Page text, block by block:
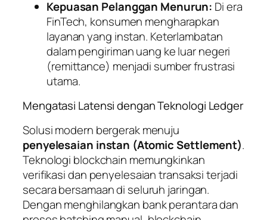
Kepuasan Pelanggan Menurun: Di era
FinTech, konsumen mengharapkan
layanan yang instan. Keterlambatan
dalam pengiriman uang ke luar negeri
(remittance) menjadi sumber frustrasi
utama.
Mengatasi Latensi dengan Teknologi Ledger
Solusi modern bergerak menuju
penyelesaian instan (Atomic Settlement).
Teknologi blockchain memungkinkan
verifikasi dan penyelesaian transaksi terjadi
secara bersamaan di seluruh jaringan.
Dengan menghilangkan bank perantara dan